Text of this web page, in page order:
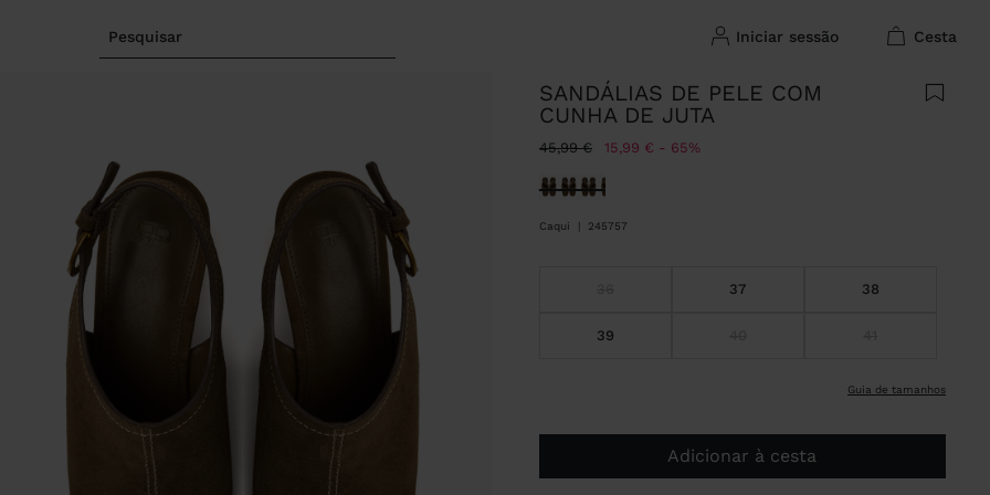
Pesquisar iniciar sessão cesta
SANDÁLIAS DE PELE COM
CUNHA DE JUTA
Preço Reduzido De
45,99 €Para15,99 € 65%
Selecionado
Caqui 245757
37 38
39
guia de tamanhos
Adicionar à cesta